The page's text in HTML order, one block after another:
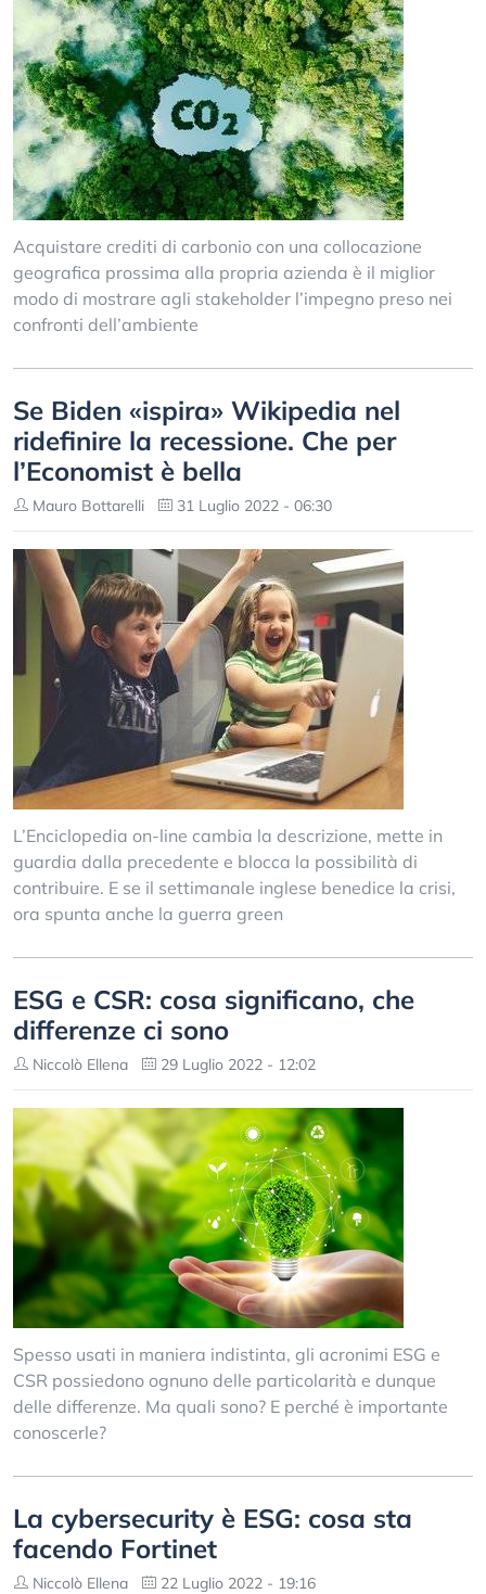
Acquistare crediti di carbonio con una collocazione
geografica prossima alla propria azienda è il miglior
modo di mostrare agli stakeholder l’impegno preso nei
confronti dell’ambiente
Se Biden «ispira» Wikipedia nel
ridefinire la recessione. Che per
l’Economist è bella
Mauro Bottarelli 31 Luglio 2022 - 06:30
L’Enciclopedia on-line cambia la descrizione, mette in
guardia dalla precedente e blocca la possibilità di
contribuire. E se il settimanale inglese benedice la crisi,
ora spunta anche la guerra green
ESG e CSR: cosa significano, che
differenze ci sono
Niccolò Ellena 29 Luglio 2022 - 12:02
Spesso usati in maniera indistinta, gli acronimi ESG e
CSR possiedono ognuno delle particolarità e dunque
delle differenze. Ma quali sono? E perché è importante
conoscerle?
La cybersecurity è ESG: cosa sta
facendo Fortinet
Niccolò Ellena 22 Luglio 2022 - 19:16